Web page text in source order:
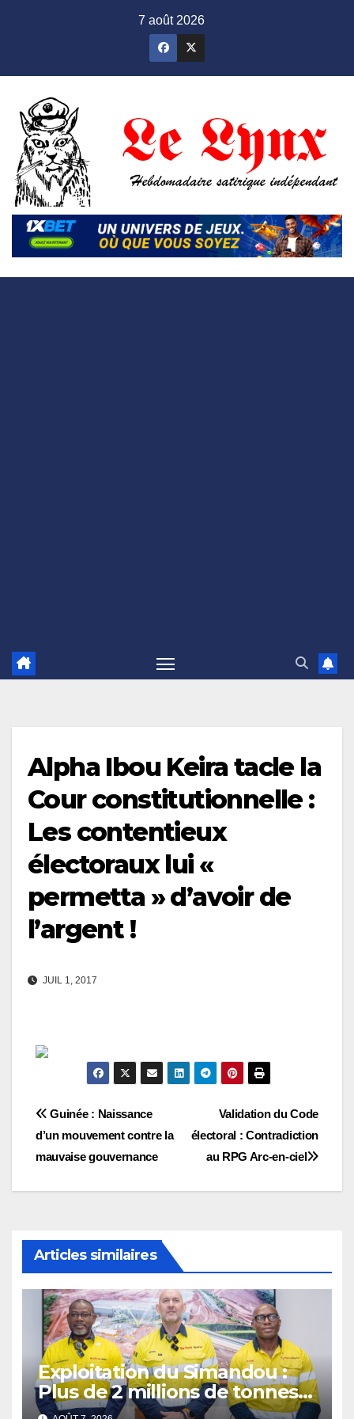
7 août 2026
Alpha Ibou Keira tacle la
Cour constitutionnelle :
Les contentieux
électoraux lui «
permetta » d’avoir de
l’argent !
JUIL 1, 2017
Navigation
de
l’article
Validation du Code
électoral : Contradiction
au RPG Arc-en-ciel
Guinée : Naissance
d’un mouvement contre la
mauvaise gouvernance
Articles similaires
Exploitation du Simandou :
Plus de 2 millions de tonnes
de fer exportées